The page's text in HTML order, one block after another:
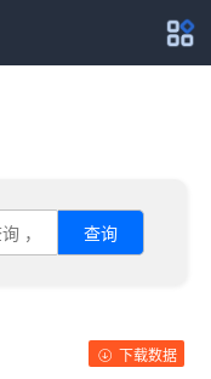
查询
下载数据